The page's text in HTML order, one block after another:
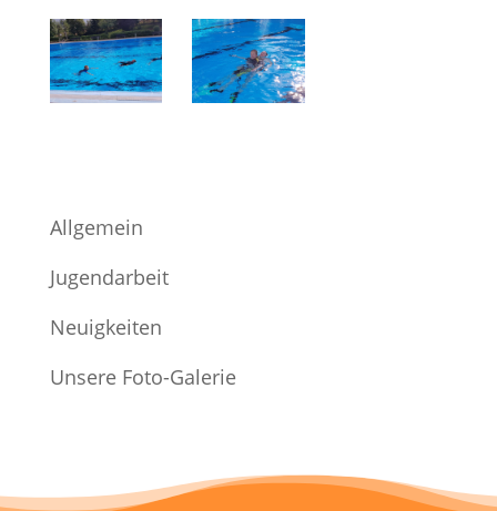
Allgemein
Jugendarbeit
Neuigkeiten
Unsere Foto-Galerie